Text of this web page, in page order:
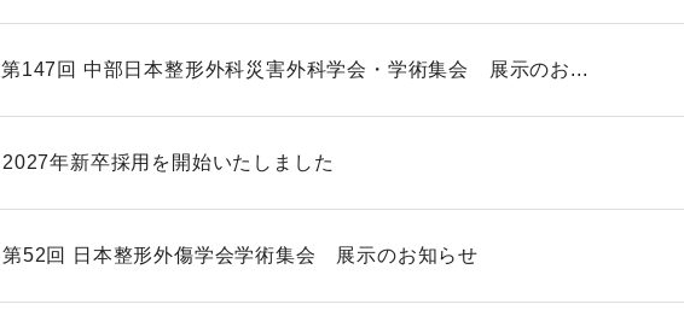
第147回 中部日本整形外科災害外科学会・学術集会 展示のお...
2027年新卒採用を開始いたしました
第52回 日本整形外傷学会学術集会 展示のお知らせ